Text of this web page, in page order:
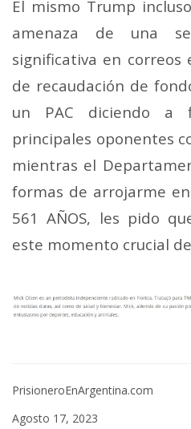
El mismo Trump
amenaza de una
significativa en correos
de recaudación de
un PAC diciendo a
principales oponentes
mientras el
formas de arrojarme en
561 AÑOS, les pido
este momento crucial
PrisioneroEnArgentina.com
Agosto 17, 2023